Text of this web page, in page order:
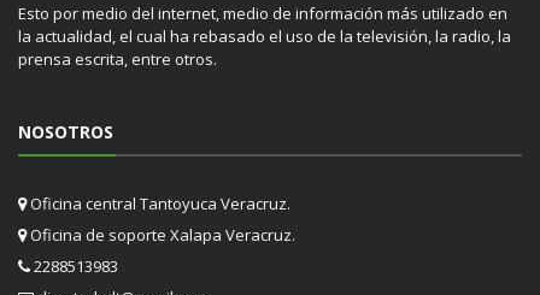
Esto por medio del internet, medio de información más utilizado en
la actualidad, el cual ha rebasado el uso de la televisión, la radio, la
prensa escrita, entre otros.
NOSOTROS
Oficina central Tantoyuca Veracruz.
Oficina de soporte Xalapa Veracruz.
2288513983